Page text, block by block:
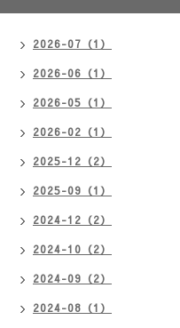
2026-07（1）
2026-06（1）
2026-05（1）
2026-02（1）
2025-12（2）
2025-09（1）
2024-12（2）
2024-10（2）
2024-09（2）
2024-08（1）